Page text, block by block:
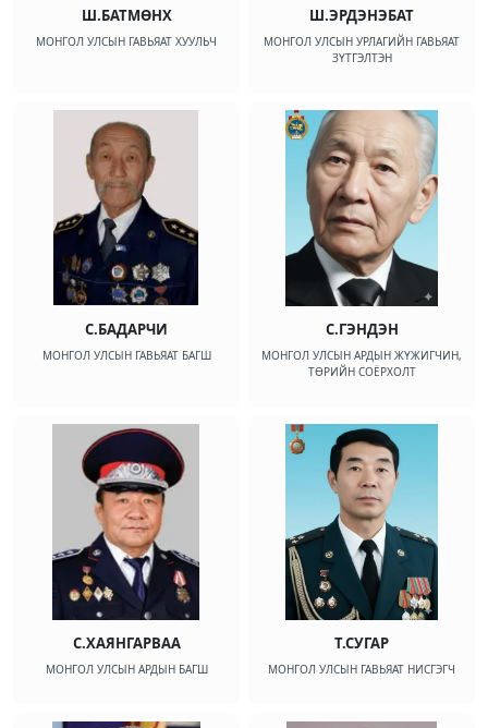
Ш.БАТМӨНХ
МОНГОЛ УЛСЫН ГАВЬЯАТ ХУУЛЬЧ
Ш.ЭРДЭНЭБАТ
МОНГОЛ УЛСЫН УРЛАГИЙН ГАВЬЯАТ
ЗҮТГЭЛТЭН
С.БАДАРЧИ
МОНГОЛ УЛСЫН ГАВЬЯАТ БАГШ
С.ГЭНДЭН
МОНГОЛ УЛСЫН АРДЫН ЖҮЖИГЧИН,
ТӨРИЙН СОЁРХОЛТ
С.ХАЯНГАРВАА
МОНГОЛ УЛСЫН АРДЫН БАГШ
Т.СУГАР
МОНГОЛ УЛСЫН ГАВЬЯАТ НИСГЭГЧ